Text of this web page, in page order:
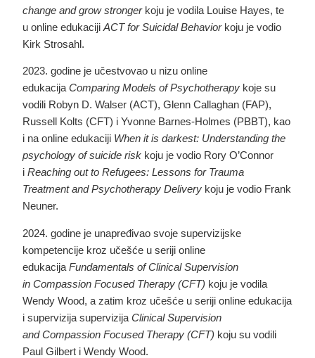
change and grow strongerkoju je vodila Louise Hayes, te
u online edukacijiACT for Suicidal Behaviorkoju je vodio
Kirk Strosahl.
2023. godine je učestvovao u nizu online
edukacijaComparing Models of Psychotherapy koje su
vodili Robyn D. Walser (ACT), Glenn Callaghan (FAP),
Russell Kolts (CFT) i Yvonne Barnes-Holmes (PBBT), kao
i na online edukaciji When it is darkest: Understanding the
psychology of suicide risk koju je vodio Rory O’Connor
iReaching out to Refugees: Lessons for Trauma
Treatment and Psychotherapy Delivery koju je vodio Frank
Neuner.
2024. godine je unapređivao svoje supervizijske
kompetencije kroz učešće u seriji online
edukacijaFundamentals ofClinical Supervision
inCompassion Focused Therapy (CFT) koju je vodila
Wendy Wood, a zatim kroz učešće u seriji online edukacija
i supervizija supervizijaClinical Supervision
andCompassion Focused Therapy (CFT) koju su vodili
Paul Gilbert i Wendy Wood.